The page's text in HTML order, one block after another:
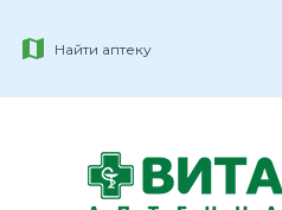
Найти аптеку